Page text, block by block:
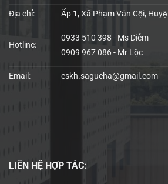
Địa chỉ: Ấp 1, Xã Phạm Văn Cội,
Hotline:
0933 510 398 - Ms Diễm
0909 967 086 - Mr Lộc
Email: cskh.sagucha@gmail.com
LIÊN HỆ HỢP TÁC: